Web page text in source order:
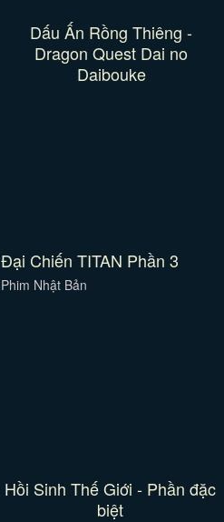
Dấu Ấn Rồng Thiêng -
Dragon Quest Dai no
Daibouke
Đại Chiến TITAN Phần 3
Phim Nhật Bản
Hồi Sinh Thế Giới - Phần đặc
biệt